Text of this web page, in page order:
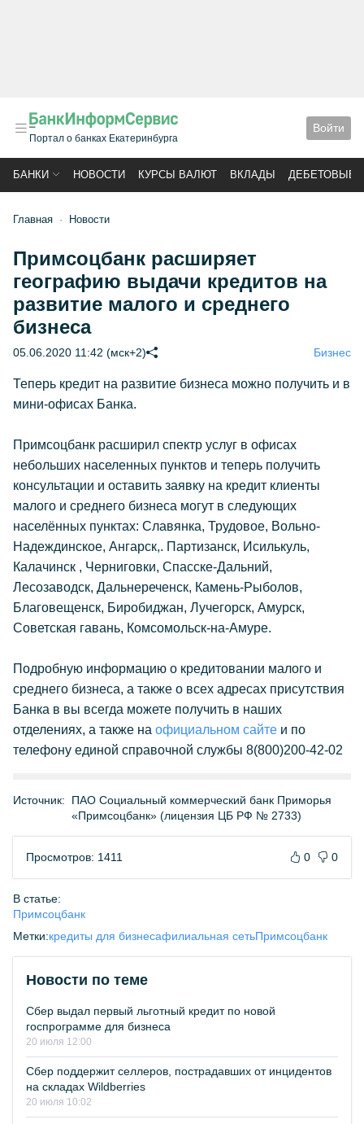
Портал о банках Екатеринбурга
Войти
БАНКИ НОВОСТИ КУРСЫ ВАЛЮТ ВКЛАДЫ ДЕБЕТОВЫЕ
Главная Новости
Примсоцбанк расширяет
географию выдачи кредитов на
развитие малого и среднего
бизнеса
05.06.2020 11:42 (мск+2) Бизнес
Теперь кредит на развитие бизнеса можно получить и в
мини-офисах Банка.
Примсоцбанк расширил спектр услуг в офисах
небольших населенных пунктов и теперь получить
консультации и оставить заявку на кредит клиенты
малого и среднего бизнеса могут в следующих
населённых пунктах: Славянка, Трудовое, Вольно-
Надеждинское, Ангарск,. Партизанск, Исилькуль,
Калачинск , Черниговки, Спасске-Дальний,
Лесозаводск, Дальнереченск, Камень-Рыболов,
Благовещенск, Биробиджан, Лучегорск, Амурск,
Советская гавань, Комсомольск-на-Амуре.
Подробную информацию о кредитовании малого и
среднего бизнеса, а также о всех адресах присутствия
Банка в вы всегда можете получить в наших
отделениях, а также на официальном сайте и по
телефону единой справочной службы 8(800)200-42-02
Источник:
ПАО Социальный коммерческий банк Приморья
«Примсоцбанк» (лицензия ЦБ РФ № 2733)
Просмотров: 1411 0 0
В статье:
Примсоцбанк
Метки:кредиты для бизнесафилиальная сетьПримсоцбанк
Новости по теме
Сбер выдал первый льготный кредит по новой
госпрограмме для бизнеса
20 июля 12:00
Сбер поддержит селлеров, пострадавших от инцидентов
на складах Wildberries
20 июля 10:02